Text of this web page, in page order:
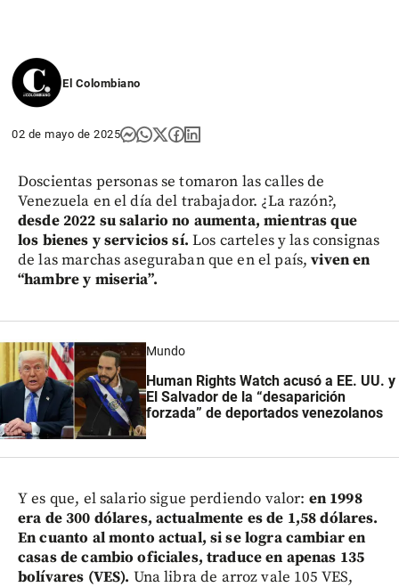
El Colombiano
02 de mayo de 2025
Doscientas personas se tomaron las calles de
Venezuela en el día del trabajador. ¿La razón?,
desde 2022 su salario no aumenta, mientras que
los bienes y servicios sí. Los carteles y las consignas
de las marchas aseguraban que en el país,viven en
“hambre y miseria”.
Mundo
Human Rights Watch acusó a EE. UU. y
El Salvador de la “desaparición
forzada” de deportados venezolanos
Y es que, el salario sigue perdiendo valor: en 1998
era de 300 dólares, actualmente es de 1,58 dólares.
En cuanto al monto actual, si se logra cambiar en
casas de cambio oficiales, traduce en apenas 135
bolívares (VES). Una libra de arroz vale 105 VES,